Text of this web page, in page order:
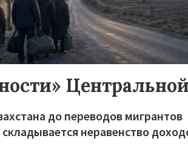
до переводов мигрантов
неравенство